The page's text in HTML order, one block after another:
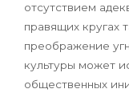
отсутствием
правящих кругах
преображение
культуры может
общественных